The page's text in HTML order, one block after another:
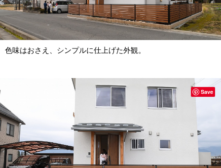
色味はおさえ、シンプルに仕上げた外観。
Save